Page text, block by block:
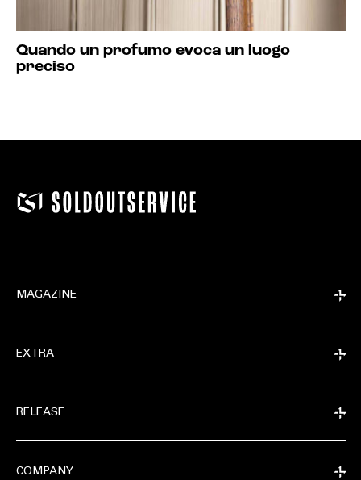
Quando un profumo evoca un luogo
preciso
MAGAZINE
EXTRA
RELEASE
COMPANY